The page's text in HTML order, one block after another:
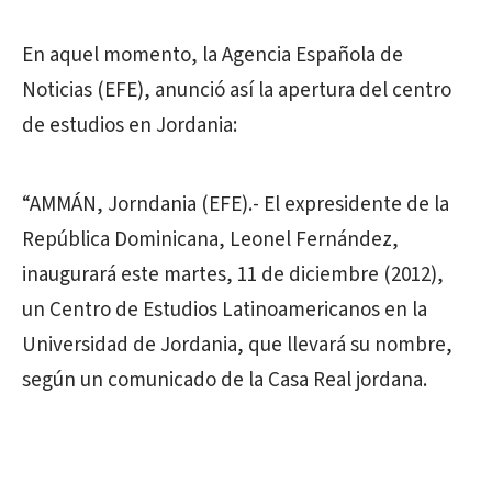
En aquel momento, la Agencia Española de
Noticias (EFE), anunció así la apertura del centro
de estudios en Jordania:
“AMMÁN, Jorndania (EFE).- El expresidente de la
República Dominicana, Leonel Fernández,
inaugurará este martes, 11 de diciembre (2012),
un Centro de Estudios Latinoamericanos en la
Universidad de Jordania, que llevará su nombre,
según un comunicado de la Casa Real jordana.